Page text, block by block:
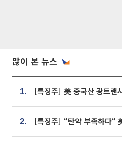
많이 본 뉴스
1.
2.